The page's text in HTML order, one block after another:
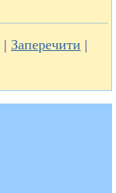
| Заперечити |